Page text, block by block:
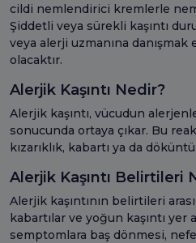
cildi nemlendirici kremlerle
Şiddetli veya sürekli kaşıntı
veya alerji uzmanına danışmak
olacaktır.
Alerjik Kaşıntı Nedir?
Alerjik kaşıntı, vücudun
sonucunda ortaya çıkar. Bu
kızarıklık, kabartı ya da
Alerjik Kaşıntı Belirtileri
Alerjik kaşıntının belirtileri
kabartılar ve yoğun kaşıntı yer
semptomlara baş dönmesi,